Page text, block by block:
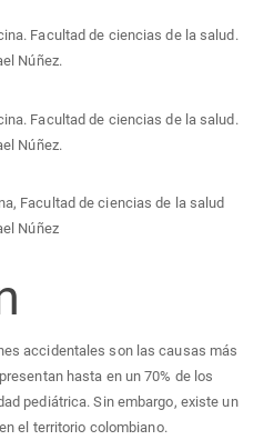
Facultad de ciencias de la salud.
Núñez.
Facultad de ciencias de la salud.
Núñez.
Facultad de ciencias de la salud
Núñez
accidentales son las causas más
hasta en un 70% de los
pediátrica. Sin embargo, existe un
el territorio colombiano.